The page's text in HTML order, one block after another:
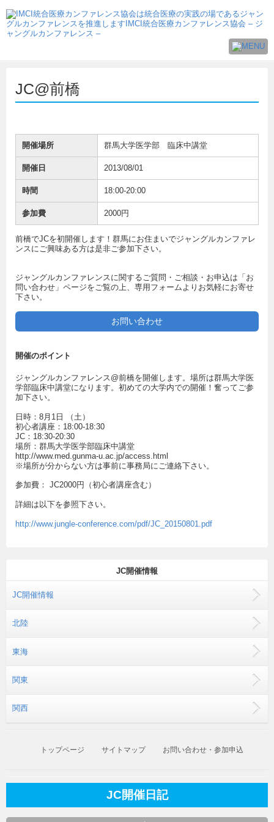
JC@前橋
開催場所 群馬大学医学部 臨床中講堂
開催日 2013/08/01
時間 18:00-20:00
参加費 2000円
前橋でJCを初開催します！群馬にお住まいでジャングルカンファレ
ンスにご興味ある方は是非ご参加下さい。
ジャングルカンファレンスに関するご質問・ご相談・お申込は「お
問い合わせ」ページをご覧の上、専用フォームよりお気軽にお寄せ
下さい。
お問い合わせ
開催のポイント
ジャングルカンファレンス@前橋を開催します。場所は群馬大学医
学部臨床中講堂になります。初めての大学内での開催！奮ってご参
加下さい。
日時：8月1日 （土）
初心者講座：18:00-18:30
JC：18:30-20:30
場所：群馬大学医学部臨床中講堂
http://www.med.gunma-u.ac.jp/access.html
※場所が分からない方は事前に事務局にご連絡下さい。
参加費： JC2000円（初心者講座含む）
詳細は以下を参照下さい。
http://www.jungle-conference.com/pdf/JC_20150801.pdf
JC開催情報
JC開催情報
北陸
東海
関東
関西
トップページ サイトマップ お問い合わせ・参加申込
JC開催日記